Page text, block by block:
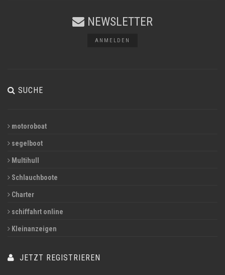
NEWSLETTER
ANMELDEN
SUCHE
motoroboat
segelboot
Multihull
Schlauchboote
Charter
schiffahrt online
Kleinanzeigen
JETZT REGISTRIEREN